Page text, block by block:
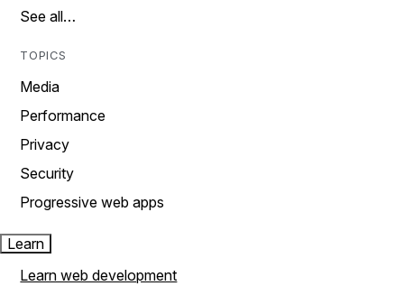
See all…
TOPICS
Media
Performance
Privacy
Security
Progressive web apps
Learn
Learn web development